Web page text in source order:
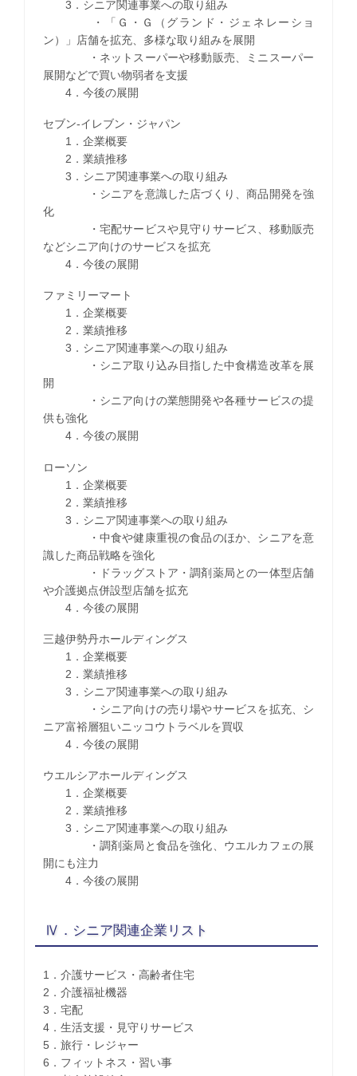
3．シニア関連事業への取り組み
・「Ｇ・Ｇ（グランド・ジェネレーショ
ン）」店舗を拡充、多様な取り組みを展開
・ネットスーパーや移動販売、ミニスーパー
展開などで買い物弱者を支援
4．今後の展開
セブン‐イレブン・ジャパン
1．企業概要
2．業績推移
3．シニア関連事業への取り組み
・シニアを意識した店づくり、商品開発を強
化
・宅配サービスや見守りサービス、移動販売
などシニア向けのサービスを拡充
4．今後の展開
ファミリーマート
1．企業概要
2．業績推移
3．シニア関連事業への取り組み
・シニア取り込み目指した中食構造改革を展
開
・シニア向けの業態開発や各種サービスの提
供も強化
4．今後の展開
ローソン
1．企業概要
2．業績推移
3．シニア関連事業への取り組み
・中食や健康重視の食品のほか、シニアを意
識した商品戦略を強化
・ドラッグストア・調剤薬局との一体型店舗
や介護拠点併設型店舗を拡充
4．今後の展開
三越伊勢丹ホールディングス
1．企業概要
2．業績推移
3．シニア関連事業への取り組み
・シニア向けの売り場やサービスを拡充、シ
ニア富裕層狙いニッコウトラベルを買収
4．今後の展開
ウエルシアホールディングス
1．企業概要
2．業績推移
3．シニア関連事業への取り組み
・調剤薬局と食品を強化、ウエルカフェの展
開にも注力
4．今後の展開
Ⅳ．シニア関連企業リスト
1．介護サービス・高齢者住宅
2．介護福祉機器
3．宅配
4．生活支援・見守りサービス
5．旅行・レジャー
6．フィットネス・習い事